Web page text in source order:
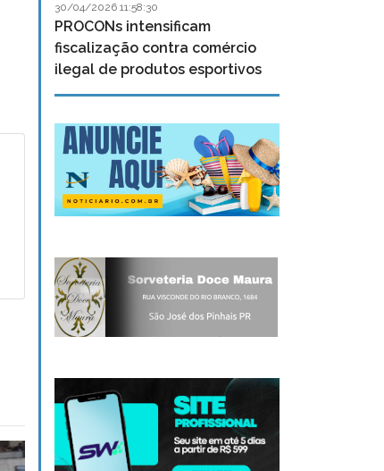
30/04/2026 11:58:30
PROCONs intensificam
fiscalização contra comércio
ilegal de produtos esportivos